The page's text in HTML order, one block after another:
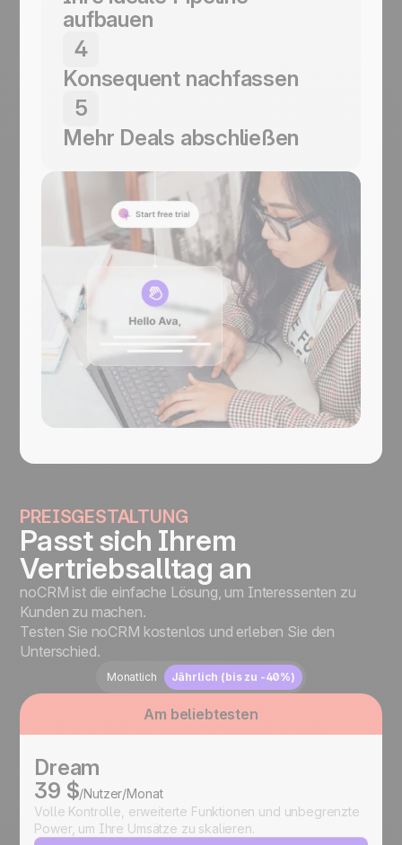
aufbauen
Erstellen Sie einen Vertriebsprozess, der zu
Ihrer Arbeitsweise passt.
4
Konsequent nachfassen
Nutzen Sie Erinnerungen und visuelle
Hinweise, um Deals voranzubringen.
5
Mehr Deals abschließen
Geschäft wächst.
PREISGESTALTUNG
Passt sich Ihrem
Vertriebsalltag an
noCRM ist die einfache Lösung, um Interessenten zu
Kunden zu machen.
Testen Sie noCRM kostenlos und erleben Sie den
Unterschied.
Monatlich Jährlich (bis zu -40%)
Am beliebtesten
Dream
39 $/Nutzer/Monat
Volle Kontrolle, erweiterte Funktionen und unbegrenzte
Power, um Ihre Umsätze zu skalieren.